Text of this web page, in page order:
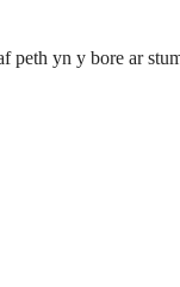
yn y bore ar